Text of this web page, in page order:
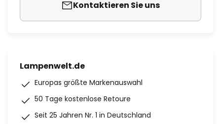
Kontaktieren Sie uns
Lampenwelt.de
Europas größte Markenauswahl
50 Tage kostenlose Retoure
Seit 25 Jahren Nr. 1 in Deutschland